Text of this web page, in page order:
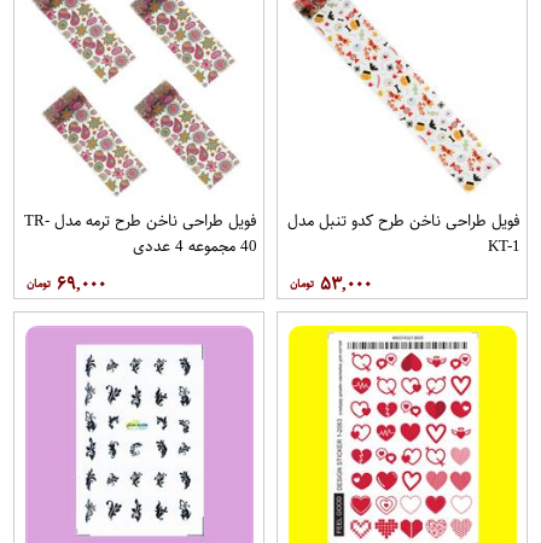
فویل طراحی ناخن طرح کدو تنبل مدل
KT-1
۵۳,۰۰۰
فویل طراحی ناخن طرح ترمه مدل TR-
40 مجموعه 4 عددی
۶۹,۰۰۰